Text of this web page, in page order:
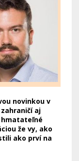
novinkou v
aj
že vy, ako
ako prví na